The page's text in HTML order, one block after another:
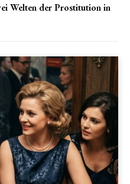
Welten der Prostitution in